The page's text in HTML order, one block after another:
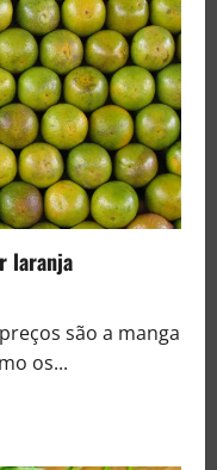
laranja
são a manga
os...